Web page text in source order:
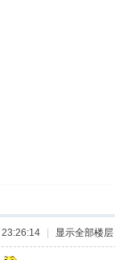
显示全部楼层